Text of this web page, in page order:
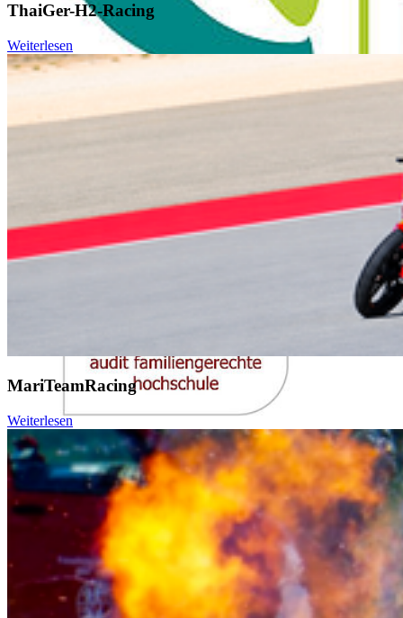
ThaiGer-H2-Racing
Weiterlesen
MariTeamRacing
Weiterlesen
Folge uns auf